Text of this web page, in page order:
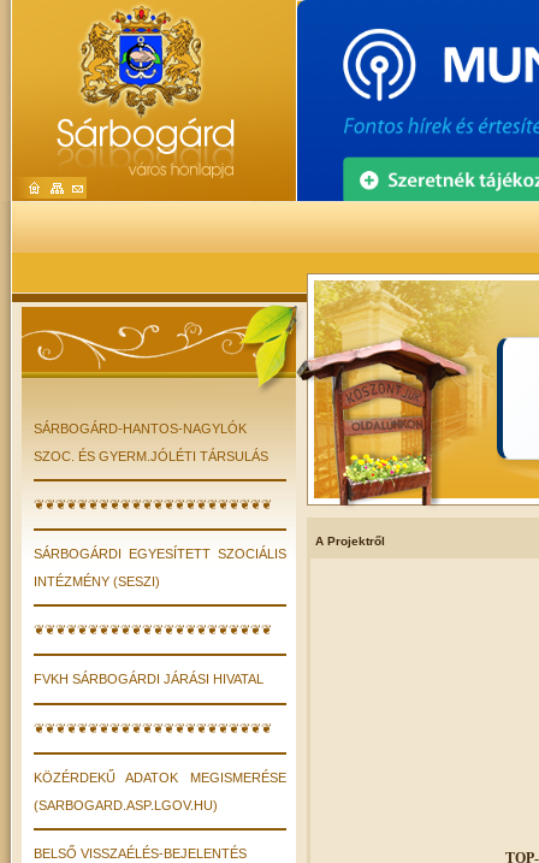
SÁRBOGÁRD-HANTOS-NAGYLÓK
SZOC. ÉS GYERM.JÓLÉTI TÁRSULÁS
❦❦❦❦❦❦❦❦❦❦❦❦❦❦❦❦❦❦❦❦❦❦
SÁRBOGÁRDI EGYESÍTETT SZOCIÁLIS
INTÉZMÉNY (SESZI)
❦❦❦❦❦❦❦❦❦❦❦❦❦❦❦❦❦❦❦❦❦❦
FVKH SÁRBOGÁRDI JÁRÁSI HIVATAL
❦❦❦❦❦❦❦❦❦❦❦❦❦❦❦❦❦❦❦❦❦❦
KÖZÉRDEKŰ ADATOK MEGISMERÉSE
(SARBOGARD.ASP.LGOV.HU)
BELSŐ VISSZAÉLÉS-BEJELENTÉS
A Projektről